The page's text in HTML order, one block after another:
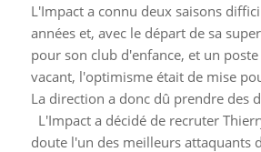
L'Impact a connu deux saisons
années et, avec le départ de sa
pour son club d'enfance, et un
vacant, l'optimisme était de mise
La direction a donc dû prendre des
L'Impact a décidé de recruter
doute l'un des meilleurs attaquants